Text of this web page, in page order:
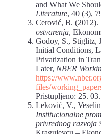
and What We
Literature, 40 (3),
Cerović, B. (2012).
ostvarenja,
Godoy, S., Stiglitz,
Initial Conditions,
Privatization in
Later, NBER
https://
files/
Pristupljeno: 25.
Leković, V.,
Institucionalne
privrednog razvoja